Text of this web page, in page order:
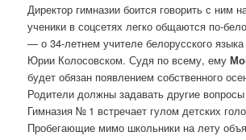
Директор гимназии боится говорить с ним
ученики в соцсетях легко общаются по-
— о 34-летнем учителе белорусского
Юрии Колосовском. Судя по всему, ему
будет обязан появлением собственного
Родители должны задавать другие вопросы
Гимназия № 1 встречает гулом детских
Пробегающие мимо школьники на лету